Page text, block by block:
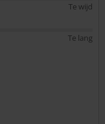
Te wijd
Te lang